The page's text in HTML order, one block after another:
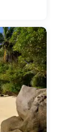
geringe